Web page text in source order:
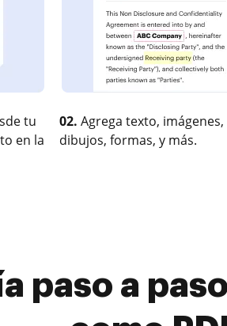
tu
en la
02. Agrega texto, imágenes,
dibujos, formas, y más.
paso a